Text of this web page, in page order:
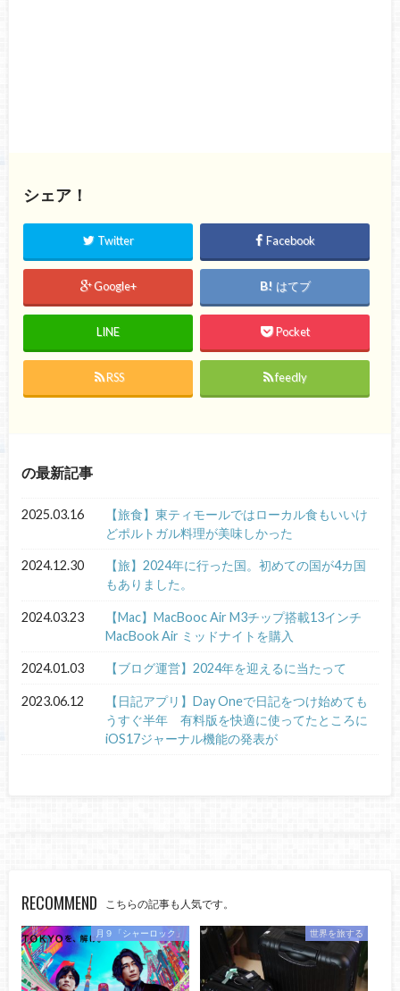
シェア！
Twitter Facebook
Google+ はてブ
LINE Pocket
RSS feedly
の最新記事
2025.03.16
【旅食】東ティモールではローカル食もいいけ
どポルトガル料理が美味しかった
2024.12.30
【旅】2024年に行った国。初めての国が4カ国
もありました。
2024.03.23
【Mac】MacBooc Air M3チップ搭載13インチ
MacBook Air ミッドナイトを購入
2024.01.03 【ブログ運営】2024年を迎えるに当たって
2023.06.12
【日記アプリ】Day Oneで日記をつけ始めても
うすぐ半年 有料版を快適に使ってたところに
iOS17ジャーナル機能の発表が
RECOMMEND こちらの記事も人気です。
月９「シャーロック」 世界を旅する